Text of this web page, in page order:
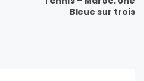
Bleue sur trois